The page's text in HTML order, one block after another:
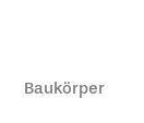
Baukörper